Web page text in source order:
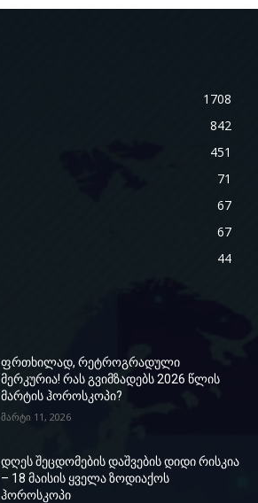
1708
842
451
71
67
67
44
ფრთხილად, რეტროგრადული
მერკურია! რას გვიმზადებს 2026 წლის
მარტის ჰოროსკოპი?
მარტი 11, 2026
დღეს შეცდომების დაშვების დიდი რისკია
– 18 მაისის ყველა ზოდიაქოს
ჰოროსკოპი